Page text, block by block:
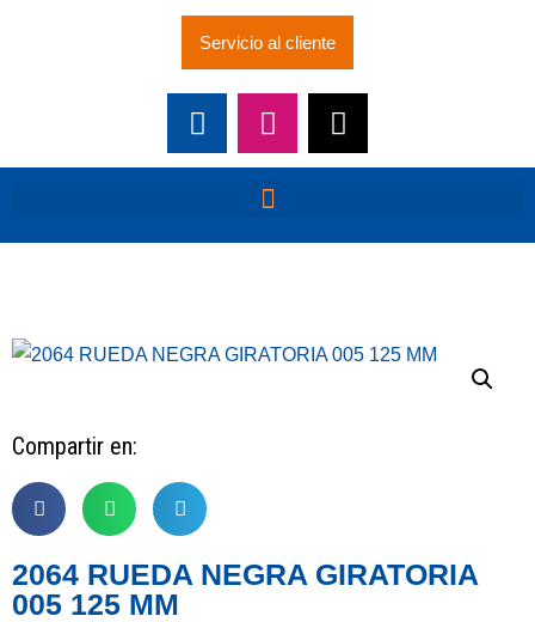
Servicio al cliente
Compartir en:
2064 RUEDA NEGRA GIRATORIA
005 125 MM